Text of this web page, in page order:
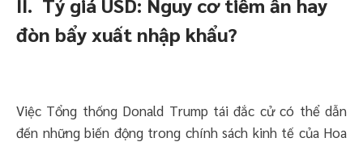
đòn bẩy xuất nhập khẩu?
Việc Tổng thống Donald Trump tái đắc cử có thể dẫn
đến những biến động trong chính sách kinh tế của Hoa